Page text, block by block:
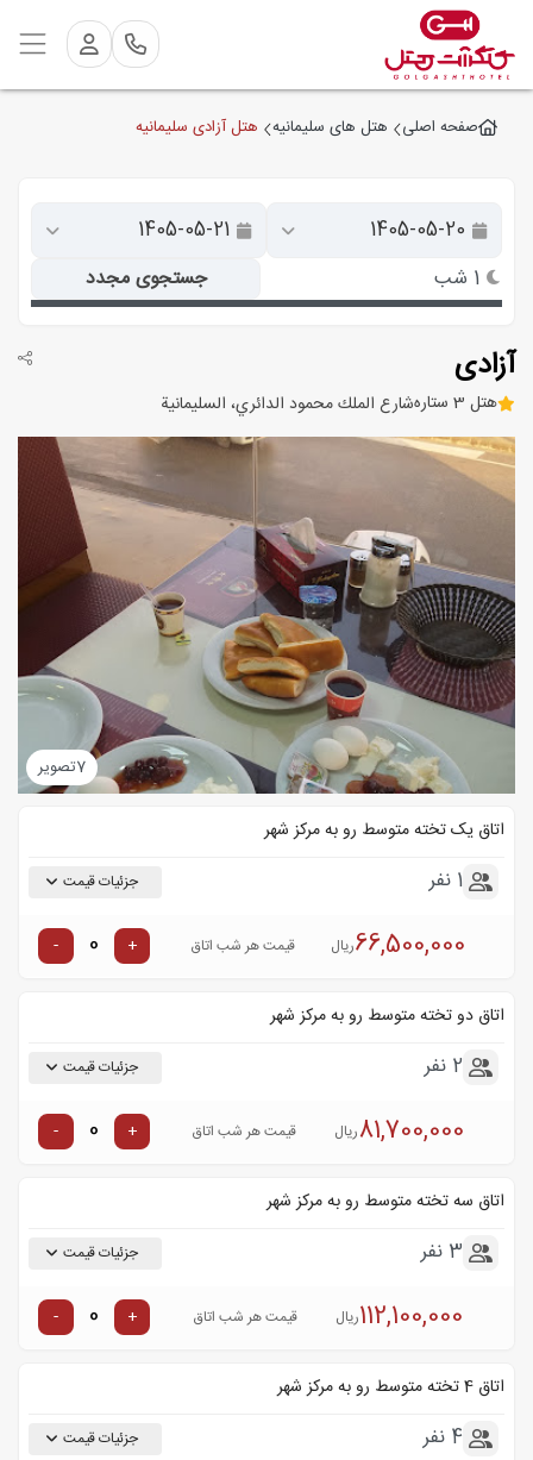
صفحه اصلی هتل های سلیمانیه هتل آزادی سلیمانیه
آزادی
هتل 3 ستاره شارع الملك محمود الدائري، السليمانية
7تصویر
اتاق یک تخته متوسط رو به مرکز شهر
1 نفر جزئیات قیمت
66,500,000ریال قیمت هر شب اتاق +
-
اتاق دو تخته متوسط رو به مرکز شهر
2 نفر جزئیات قیمت
81,700,000ریال قیمت هر شب اتاق +
-
اتاق سه تخته متوسط رو به مرکز شهر
3 نفر جزئیات قیمت
112,100,000ریال قیمت هر شب اتاق +
-
اتاق 4 تخته متوسط رو به مرکز شهر
4 نفر جزئیات قیمت
1 شب جستجوی مجدد